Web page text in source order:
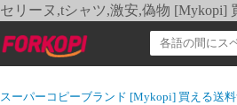
セリーヌ,tシャツ,激安,偽物 [Mykopi]
スーパーコピーブランド [Mykopi] 買える送